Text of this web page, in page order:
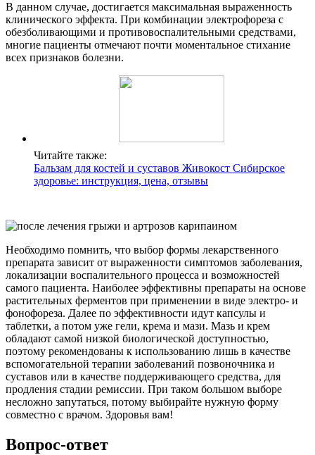
В данном случае, достигается максимальная выраженность
клинического эффекта. При комбинации электрофореза с
обезболивающими и противовоспалительными средствами,
многие пациенты отмечают почти моментальное стихание
всех признаков болезни.
Читайте также:
Бальзам для костей и суставов Живокост Сибирское
здоровье: инструкция, цена, отзывы
Необходимо помнить, что выбор формы лекарственного
препарата зависит от выраженности симптомов заболевания,
локализации воспалительного процесса и возможностей
самого пациента. Наиболее эффективны препараты на основе
растительных ферментов при применении в виде электро- и
фонофореза. Далее по эффективности идут капсулы и
таблетки, а потом уже гели, крема и мази. Мазь и крем
обладают самой низкой биологической доступностью,
поэтому рекомендованы к использованию лишь в качестве
вспомогательной терапии заболеваний позвоночника и
суставов или в качестве поддерживающего средства, для
продления стадии ремиссии. При таком большом выборе
несложно запутаться, потому выбирайте нужную форму
совместно с врачом. Здоровья вам!
Вопрос-ответ